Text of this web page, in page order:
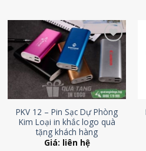
Add to
Wishlist
PKV 12 – Pin Sạc Dự Phòng
Kim Loại in khắc logo quà
tặng khách hàng
Giá: liên hệ